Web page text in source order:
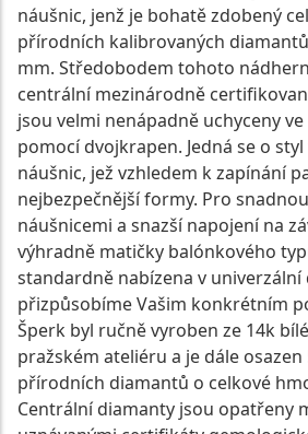
náušnic, jenž je bohatě zdobený
přírodních kalibrovaných
mm. Středobodem tohoto
centrální mezinárodně
jsou velmi nenápadně uchyceny
pomocí dvojkrapen. Jedná se o
náušnic, jež vzhledem k zapínání
nejbezpečnější formy. Pro
náušnicemi a snazší napojení na
výhradně matičky balónkového
standardně nabízena v univerzální
přizpůsobíme Vašim konkrétním
Šperk byl ručně vyroben ze 14k
pražském ateliéru a je dále
přírodních diamantů o celkové
Centrální diamanty jsou opatřeny